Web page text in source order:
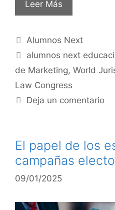
Leer Más
Alumnos Next
alumnos next
de Marketing, World
Law Congress
Deja un comentario
El papel de los
campañas
09/01/2025